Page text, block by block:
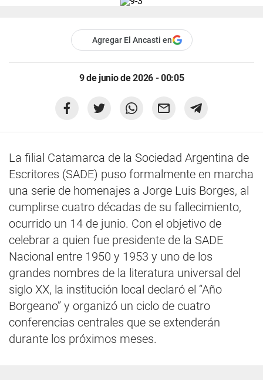
Agregar El Ancasti en
9 de junio de 2026 - 00:05
La filial Catamarca de la Sociedad Argentina de
Escritores (SADE) puso formalmente en marcha
una serie de homenajes a Jorge Luis Borges, al
cumplirse cuatro décadas de su fallecimiento,
ocurrido un 14 de junio. Con el objetivo de
celebrar a quien fue presidente de la SADE
Nacional entre 1950 y 1953 y uno de los
grandes nombres de la literatura universal del
siglo XX, la institución local declaró el “Año
Borgeano” y organizó un ciclo de cuatro
conferencias centrales que se extenderán
durante los próximos meses.